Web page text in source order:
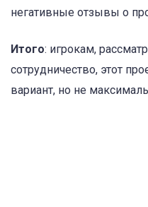
негативные отзывы о
Итого: игрокам,
сотрудничество, этот
вариант, но не